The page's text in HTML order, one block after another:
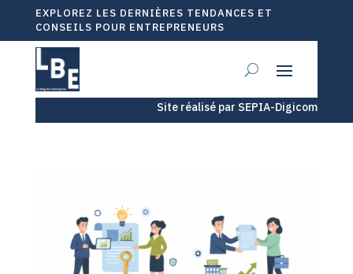
EXPLOREZ LES DERNIÈRES TENDANCES ET
CONSEILS POUR ENTREPRENEURS
Site réalisé par SEPIA-Digicom